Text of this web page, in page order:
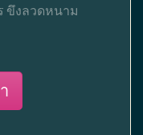
ขึงลวดหนาม